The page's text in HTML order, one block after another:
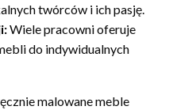
twórców i ich pasję.
Wiele pracowni oferuje
do indywidualnych
malowane meble